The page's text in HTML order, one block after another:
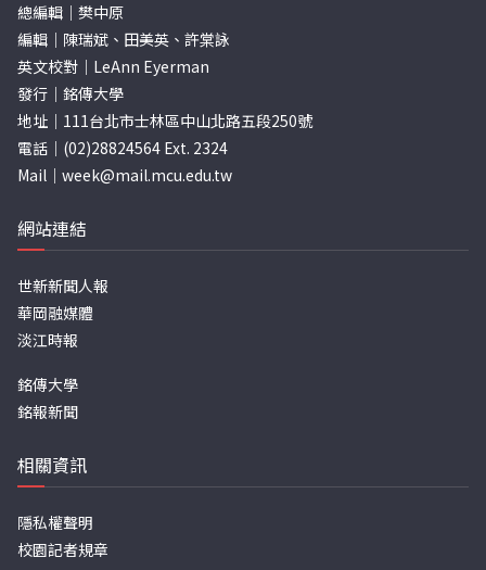
總編輯｜樊中原
編輯｜陳瑞斌、田美英、許棠詠
英文校對｜LeAnn Eyerman
發行｜銘傳大學
地址｜111台北市士林區中山北路五段250號
電話｜(02)28824564 Ext. 2324
Mail｜ week@mail.mcu.edu.tw
網站連結
世新新聞人報
華岡融媒體
淡江時報
銘傳大學
銘報新聞
相關資訊
隱私權聲明
校園記者規章